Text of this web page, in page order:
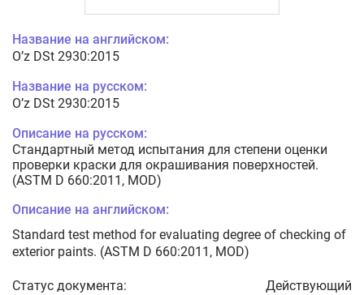
Название на английском:
O’z DSt 2930:2015
Название на русском:
O’z DSt 2930:2015
Описание на русском:
Стандартный метод испытания для степени оценки
проверки краски для окрашивания поверхностей.
(ASTM D 660:2011, MOD)
Описание на английском:
Standard test method for evaluating degree of checking of
exterior paints. (ASTM D 660:2011, MOD)
Статус документа: Действующий